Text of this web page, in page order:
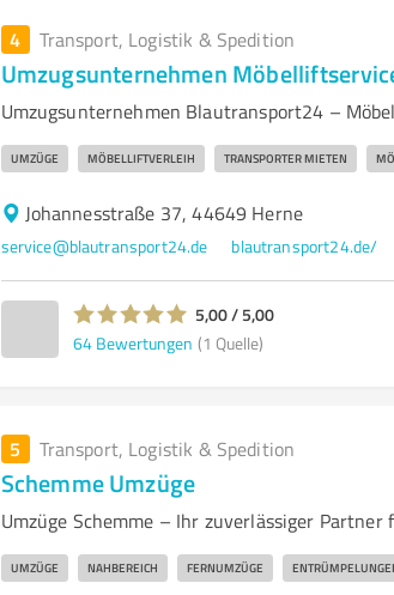
4 Transport, Logistik & Spedition
Umzugsunternehmen
Umzugsunternehmen Blautransport24 –
UMZÜGE MÖBELLIFTVERLEIH TRANSPORTER MIETEN
Johannesstraße 37, 44649 Herne
service@blautransport24.de blautransport24.de/
5,00 / 5,00
64 Bewertungen (1 Quelle)
5 Transport, Logistik & Spedition
Schemme Umzüge
Umzüge Schemme – Ihr zuverlässiger
UMZÜGE NAHBEREICH FERNUMZÜGE